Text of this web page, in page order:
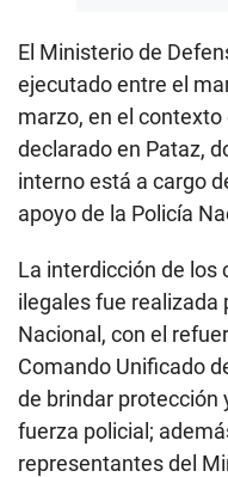
El Ministerio de
ejecutado entre el
marzo, en el
declarado en Pataz,
interno está a cargo
apoyo de la Policía
La interdicción de
ilegales fue realizada
Nacional, con el
Comando Unificado
de brindar protección
fuerza policial;
representantes del